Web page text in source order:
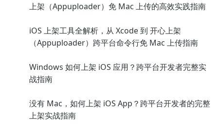
上架（Appuploader）免 Mac 上传的高效实践指南
iOS 上架工具全解析，从 Xcode 到 开心上架
（Appuploader）跨平台命令行免 Mac 上传指南
Windows 如何上架 iOS 应用？跨平台开发者完整实
战指南
没有 Mac，如何上架 iOS App？跨平台开发者的完整
上架实战指南